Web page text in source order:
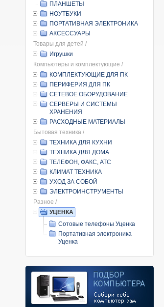
ПЛАНШЕТЫ
НОУТБУКИ
ПОРТАТИВНАЯ ЭЛЕКТРОНИКА
АКСЕССУАРЫ
Товары для детей /
Игрушки
Компьютеры и комплектующие /
КОМПЛЕКТУЮЩИЕ ДЛЯ ПК
ПЕРИФЕРИЯ ДЛЯ ПК
СЕТЕВОЕ ОБОРУДОВАНИЕ
СЕРВЕРЫ И СИСТЕМЫ
ХРАНЕНИЯ
РАСХОДНЫЕ МАТЕРИАЛЫ
Бытовая техника /
ТЕХНИКА ДЛЯ КУХНИ
ТЕХНИКА ДЛЯ ДОМА
ТЕЛЕФОН, ФАКС, АТС
КЛИМАТ ТЕХНИКА
УХОД ЗА СОБОЙ
ЭЛЕКТРОИНСТРУМЕНТЫ
Разное /
УЦЕНКА
Сотовые телефоны Уценка
Портативная электроника
Уценка